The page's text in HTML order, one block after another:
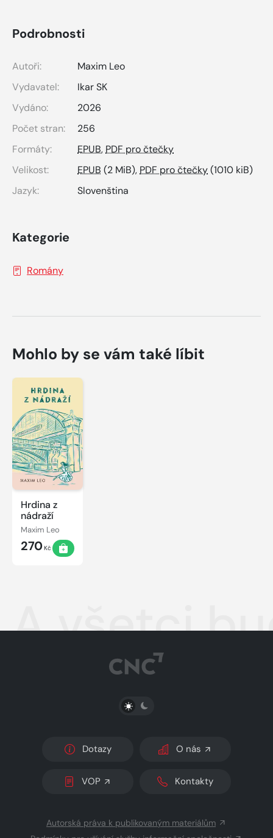
Podrobnosti
Autoři:
Maxim Leo
Vydavatel:
Ikar SK
Vydáno:
2026
Počet stran:
256
Formáty:
EPUB,PDF pro čtečky
Velikost:
EPUB (2 MiB),PDF pro čtečky(1010 kiB)
Jazyk:
Slovenština
Kategorie
Romány
Mohlo by se vám také líbit
Hrdina z
nádraží
Maxim Leo
270Kč
A všetci
PŘEPNOUT SVĚTLÝ/TMAVÝ REŽIM
Dotazy O nás
VOP Kontakty
Autorská práva k publikovaným materiálům